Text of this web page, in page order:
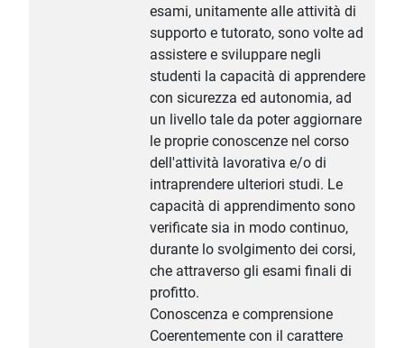
esami, unitamente alle attività di
supporto e tutorato, sono volte ad
assistere e sviluppare negli
studenti la capacità di apprendere
con sicurezza ed autonomia, ad
un livello tale da poter aggiornare
le proprie conoscenze nel corso
dell'attività lavorativa e/o di
intraprendere ulteriori studi. Le
capacità di apprendimento sono
verificate sia in modo continuo,
durante lo svolgimento dei corsi,
che attraverso gli esami finali di
profitto.
Conoscenza e comprensione
Coerentemente con il carattere